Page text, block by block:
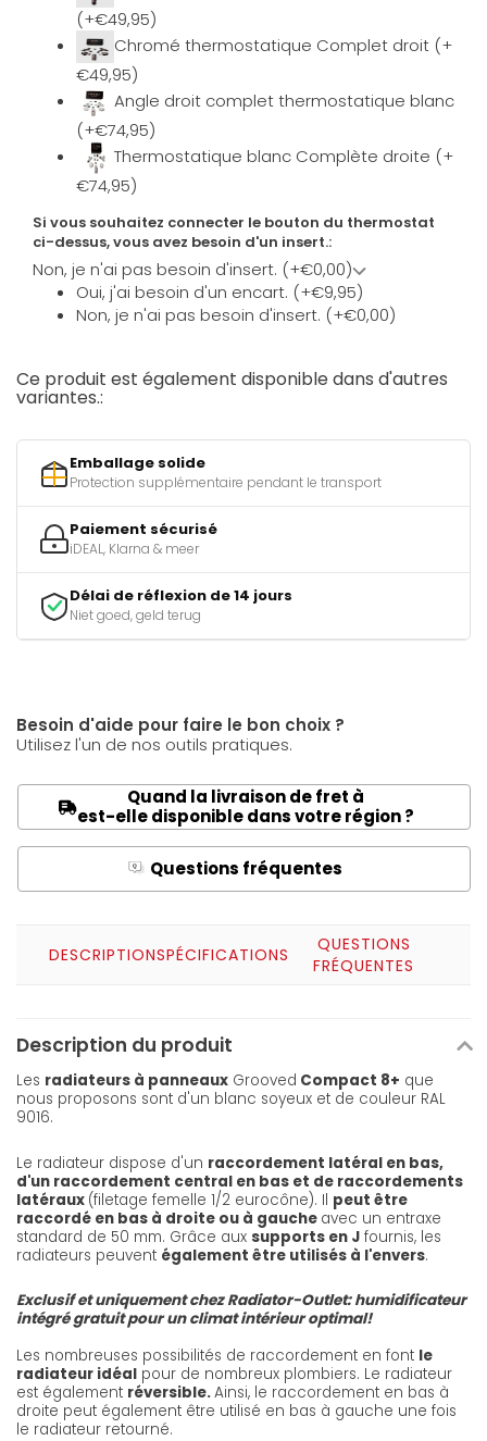
(+€49,95)
Chromé thermostatique Complet droit (+
€49,95)
Angle droit complet thermostatique blanc
(+€74,95)
Thermostatique blanc Complète droite (+
€74,95)
Si vous souhaitez connecter le bouton du thermostat
ci-dessus, vous avez besoin d'un insert.:
Non, je n'ai pas besoin d'insert. (+€0,00)
Oui, j'ai besoin d'un encart. (+€9,95)
Non, je n'ai pas besoin d'insert. (+€0,00)
Ce produit est également disponible dans d'autres
variantes.:
Emballage solide
Protection supplémentaire pendant le transport
Paiement sécurisé
iDEAL, Klarna & meer
Délai de réflexion de 14 jours
Niet goed, geld terug
Besoin d'aide pour faire le bon choix ?
Utilisez l'un de nos outils pratiques.
Quand la livraison de fret à
est-elle disponible dans votre région ?
Q Questions fréquentes
DESCRIPTIONSPÉCIFICATIONS
QUESTIONS
FRÉQUENTES
Description du produit
Les radiateurs à panneaux Grooved Compact 8+ que
nous proposons sont d'un blanc soyeux et de couleur RAL
9016.
Le radiateur dispose d'un raccordement latéral en bas,
d'un raccordement central en bas et de raccordements
latéraux (filetage femelle 1/2 eurocône). Il peut être
raccordé en bas à droite ou à gauche avec un entraxe
standard de 50 mm. Grâce aux supports en J fournis, les
radiateurs peuvent également être utilisés à l'envers.
Exclusif et uniquement chez Radiator-Outlet: humidificateur
intégré gratuit pour un climat intérieur optimal!
Les nombreuses possibilités de raccordement en font le
radiateur idéal pour de nombreux plombiers. Le radiateur
est également réversible.Ainsi, le raccordement en bas à
droite peut également être utilisé en bas à gauche une fois
le radiateur retourné.